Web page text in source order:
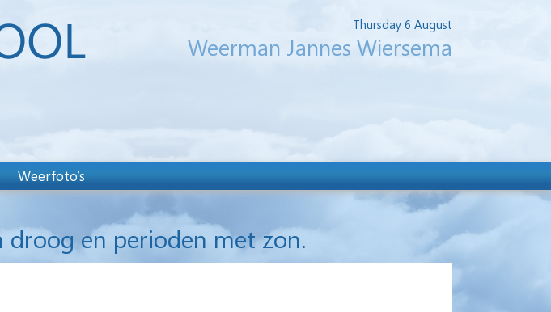
Thursday 6 August
Weerman Jannes Wiersema
Weerfoto’s
droog en perioden met zon.